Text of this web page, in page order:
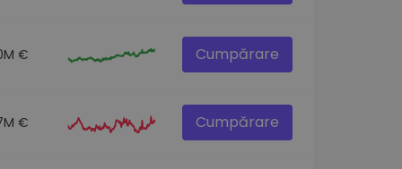
€ Cumpărare
€ Cumpărare